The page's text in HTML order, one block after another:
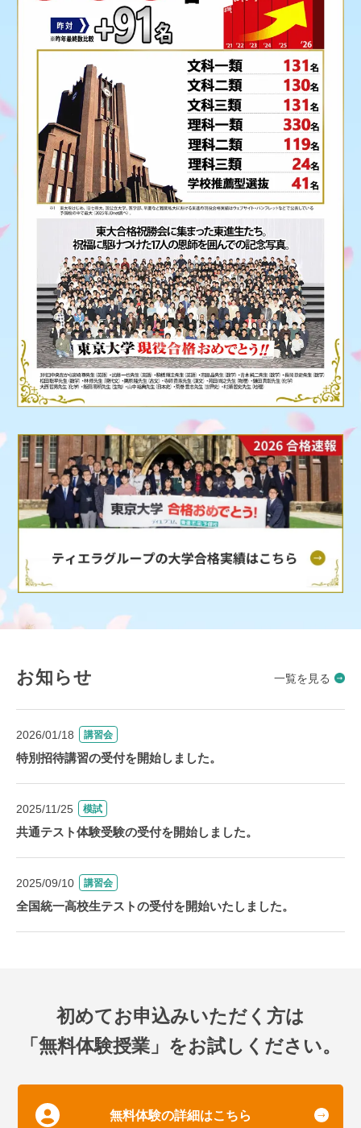
お知らせ 一覧を見る
2026/01/18 講習会
特別招待講習の受付を開始しました。
2025/11/25 模試
共通テスト体験受験の受付を開始しました。
2025/09/10 講習会
全国統一高校生テストの受付を開始いたしました。
初めてお申込みいただく方は
「無料体験授業」をお試しください。
無料体験の詳細はこちら